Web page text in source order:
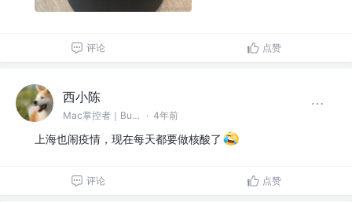
评论 点赞
西小陈
Mac掌控者｜Bug缔造和毁灭者 @中通科技 · 4年前
上海也闹疫情，现在每天都要做核酸了
评论 点赞